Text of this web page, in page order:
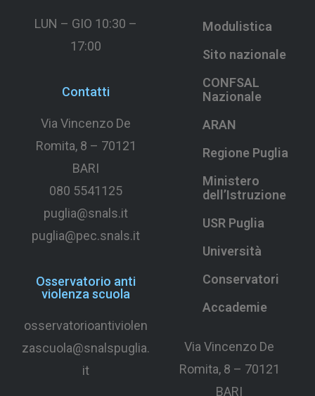
LUN – GIO 10:30 –
17:00
Contatti
Via Vincenzo De
Romita, 8 – 70121
BARI
080 5541125
puglia@snals.it
puglia@pec.snals.it
Osservatorio anti
violenza scuola
osservatorioantiviolen
zascuola@snalspuglia.
it
Modulistica
Sito nazionale
CONFSAL
Nazionale
ARAN
Regione Puglia
Ministero
dell’Istruzione
USR Puglia
Università
Conservatori
Accademie
Via Vincenzo De
Romita, 8 – 70121
BARI